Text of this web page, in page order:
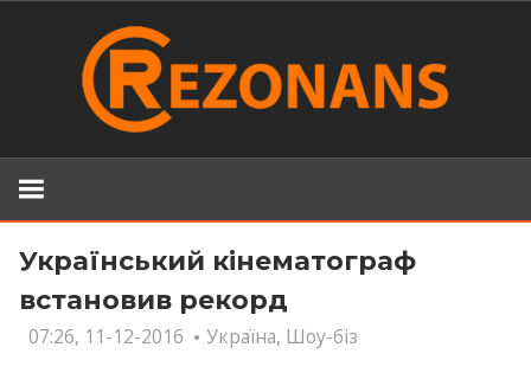
Український кінематограф
встановив рекорд
07:26, 11-12-2016 Україна, Шоу-біз